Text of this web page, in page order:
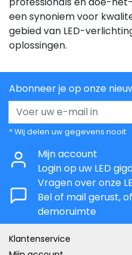
een synoniem voor
gebied van LED-
oplossingen.
Abonneer je op onze
* Wij delen uw gegevens nooit
Mijn account
Login op uw LED
Vragen over onze
Bel of mail gerust,
demoruimte
Klantenservice